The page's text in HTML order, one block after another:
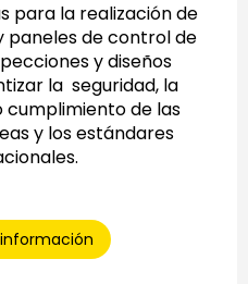
para la realización de
paneles de control de
y diseños
la seguridad, la
cumplimiento de las
y los estándares